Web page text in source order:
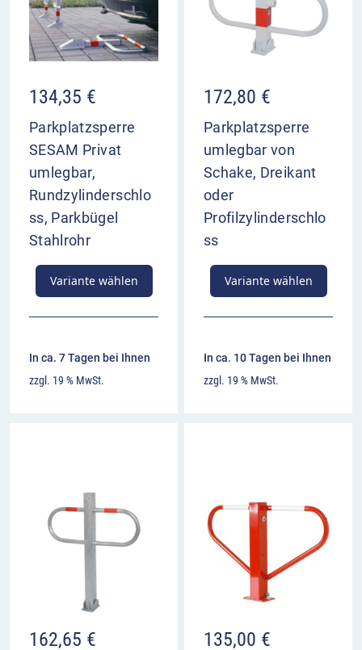
134,35 €
Parkplatzsperre
SESAM Privat
umlegbar,
Rundzylinderschlo
ss, Parkbügel
Stahlrohr
Variante wählen
In ca. 7 Tagen bei Ihnen
zzgl. 19 % MwSt.
172,80 €
Parkplatzsperre
umlegbar von
Schake, Dreikant
oder
Profilzylinderschlo
ss
Variante wählen
In ca. 10 Tagen bei Ihnen
zzgl. 19 % MwSt.
162,65 € 135,00 €